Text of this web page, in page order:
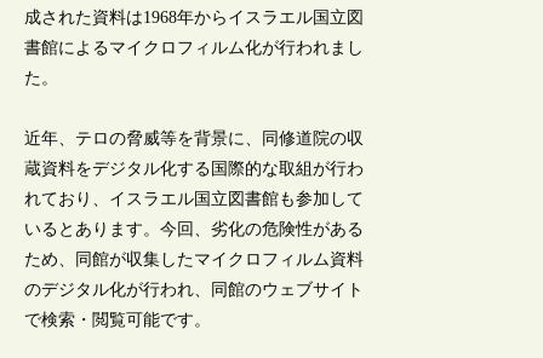
成された資料は1968年からイスラエル国立図
書館によるマイクロフィルム化が行われまし
た。
近年、テロの脅威等を背景に、同修道院の収
蔵資料をデジタル化する国際的な取組が行わ
れており、イスラエル国立図書館も参加して
いるとあります。今回、劣化の危険性がある
ため、同館が収集したマイクロフィルム資料
のデジタル化が行われ、同館のウェブサイト
で検索・閲覧可能です。